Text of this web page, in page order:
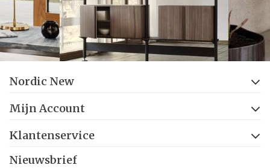
Nordic New
Mijn Account
Klantenservice
Nieuwsbrief